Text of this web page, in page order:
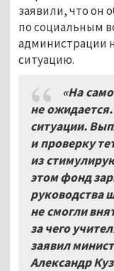
заявили, что он
по социальным
администрации
ситуацию.
«На
не
ситуации.
и проверку
из
этом фонд
руководства
не смогли
за чего
заявил
Александр